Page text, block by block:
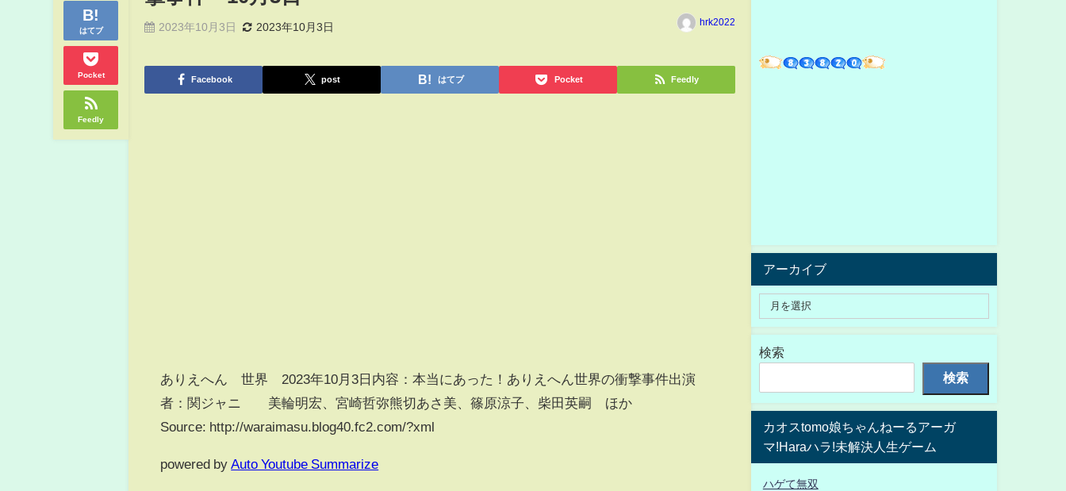
はてブ
Pocket
Feedly
2023年10月3日 2023年10月3日 hrk2022
Facebook post はてブ Pocket Feedly
ありえへん∞世界 2023年10月3日内容：本当にあった！ありえへん世界の衝撃事件出演
者：関ジャニ∞ 美輪明宏、宮崎哲弥熊切あさ美、篠原涼子、柴田英嗣 ほか
Source: http://waraimasu.blog40.fc2.com/?xml
powered by Auto Youtube Summarize
アーカイブ
検索
検索
カオスtomo娘ちゃんねーるアーガ
マ!Haraハラ!未解決人生ゲーム
ハゲて無双